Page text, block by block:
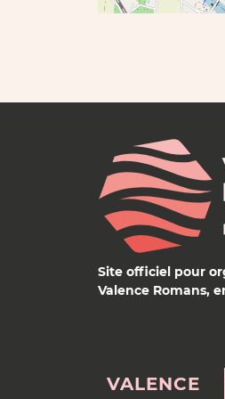
Site officiel pour
Valence Romans,
VALENCE